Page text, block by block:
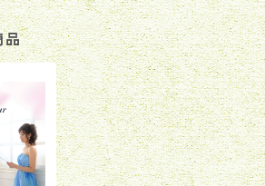
品